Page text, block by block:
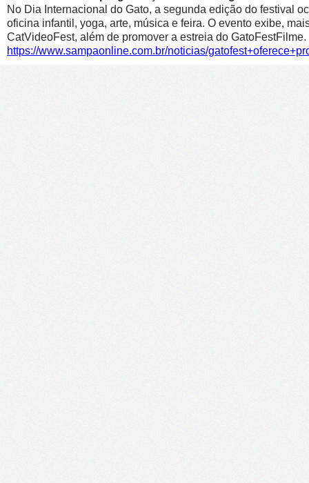
No Dia Internacional do Gato, a segunda edição do festival
oficina infantil, yoga, arte, música e feira. O evento exibe,
CatVideoFest, além de promover a estreia do GatoFestFilme.
https://www.sampaonline.com.br/noticias/